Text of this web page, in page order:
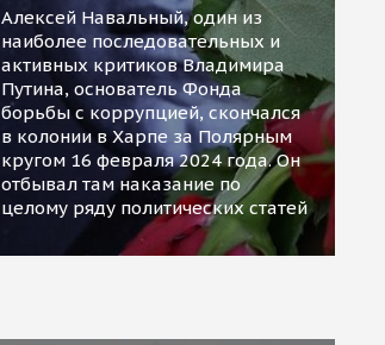
Алексей Навальный, один из
наиболее последовательных и
активных критиков Владимира
Путина, основатель Фонда
борьбы с коррупцией, скончался
в колонии в Харпе за Полярным
кругом 16 февраля 2024 года. Он
отбывал там наказание по
целому ряду политических статей